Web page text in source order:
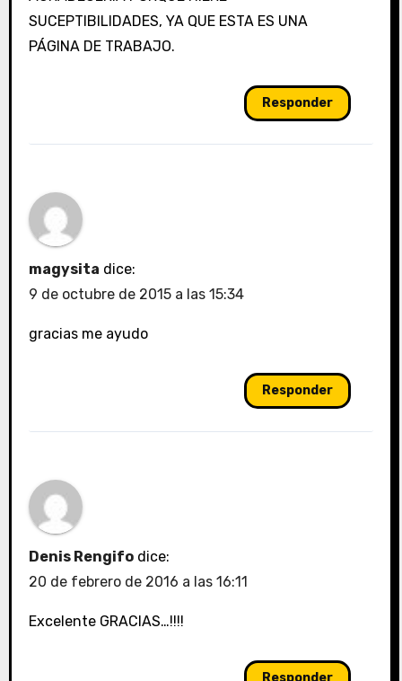
SUCEPTIBILIDADES, YA QUE ESTA ES UNA
PÁGINA DE TRABAJO.
Responder
magysita dice:
9 de octubre de 2015 a las 15:34
gracias me ayudo
Responder
Denis Rengifo dice:
20 de febrero de 2016 a las 16:11
Excelente GRACIAS…!!!!
Responder